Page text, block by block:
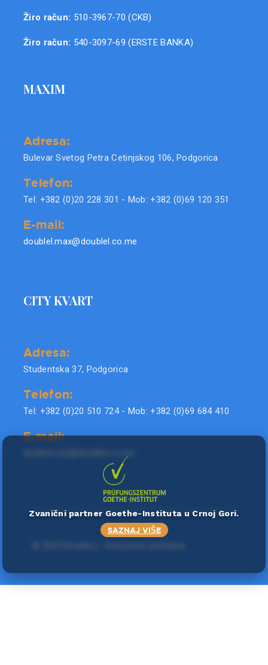
Žiro račun: 510-3967-70 (CKB)
Žiro račun: 540-3097-69 (ERSTE BANKA)
MAXIM
Adresa:
Bulevar Svetog Petra Cetinjskog 106, Podgorica
Telefon:
Tel: +382 (0)20 228 301 - Mob: +382 (0)69 120 351
E-mail:
doublel.max@doublel.co.me
CITY KVART
Adresa:
Studentska 37, Podgorica
Telefon:
Tel: +382 (0)20 510 724 - Mob: +382 (0)69 684 410
E-mail:
Zvanični partner Goethe-Instituta u Crnoj Gori.
SAZNAJ VIŠE